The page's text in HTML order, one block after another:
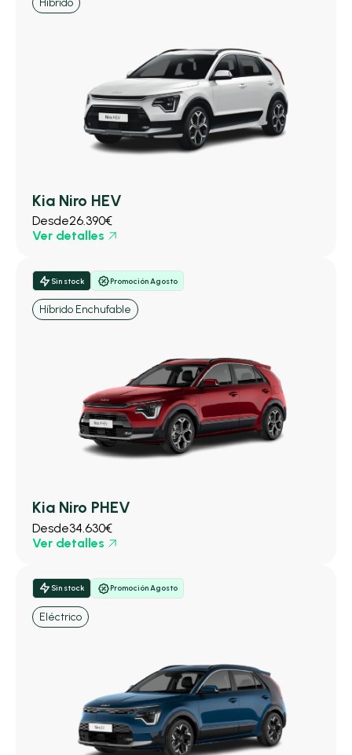
Kia Niro HEV
Desde26.390€
Ver detalles
Sin stock Promoción Agosto
Híbrido Enchufable
Kia Niro PHEV
Desde34.630€
Ver detalles
Sin stock Promoción Agosto
Eléctrico